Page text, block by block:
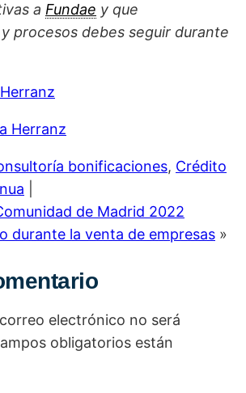
a Fundae y que
procesos debes seguir durante
bonificaciones, Crédito
de Madrid 2022
durante la venta de empresas »
electrónico no será
obligatorios están